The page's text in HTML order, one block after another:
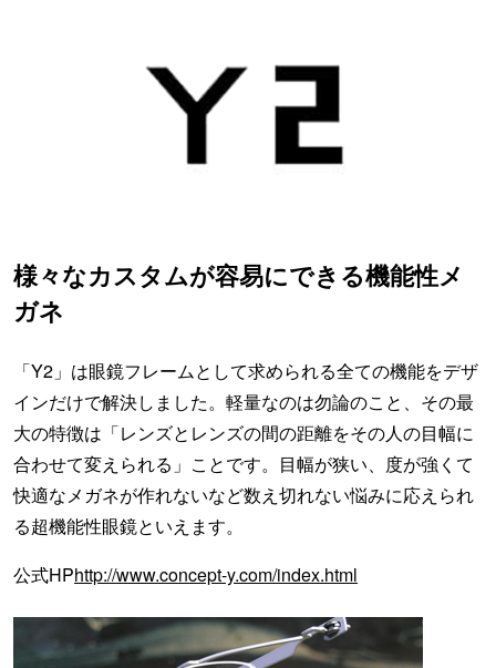
様々なカスタムが容易にできる機能性メ
ガネ
「Y2」は眼鏡フレームとして求められる全ての機能をデザ
インだけで解決しました。軽量なのは勿論のこと、その最
大の特徴は「レンズとレンズの間の距離をその人の目幅に
合わせて変えられる」ことです。目幅が狭い、度が強くて
快適なメガネが作れないなど数え切れない悩みに応えられ
る超機能性眼鏡といえます。
公式HPhttp://www.concept-y.com/index.html